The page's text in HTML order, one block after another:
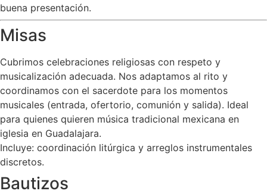
buena presentación.
Misas
Cubrimos celebraciones religiosas con respeto y
musicalización adecuada. Nos adaptamos al rito y
coordinamos con el sacerdote para los momentos
musicales (entrada, ofertorio, comunión y salida). Ideal
para quienes quieren música tradicional mexicana en
iglesia en Guadalajara.
Incluye: coordinación litúrgica y arreglos instrumentales
discretos.
Bautizos